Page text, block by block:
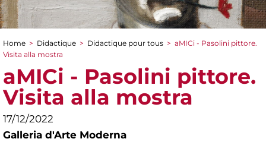
You are here
Home > Didactique > Didactique pour tous > aMICi - Pasolini pittore.
Visita alla mostra
aMICi - Pasolini pittore.
Visita alla mostra
17/12/2022
Galleria d'Arte Moderna